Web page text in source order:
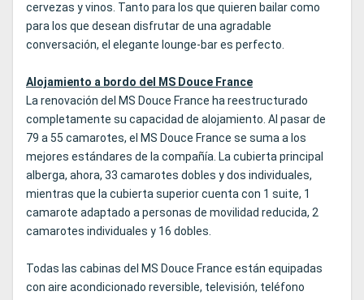
cervezas y vinos. Tanto para los que quieren bailar como
para los que desean disfrutar de una agradable
conversación, el elegante lounge-bar es perfecto.
Alojamiento a bordo del MS Douce France
La renovación del MS Douce France ha reestructurado
completamente su capacidad de alojamiento. Al pasar de
79 a 55 camarotes, el MS Douce France se suma a los
mejores estándares de la compañía. La cubierta principal
alberga, ahora, 33 camarotes dobles y dos individuales,
mientras que la cubierta superior cuenta con 1 suite, 1
camarote adaptado a personas de movilidad reducida, 2
camarotes individuales y 16 dobles.
Todas las cabinas del MS Douce France están equipadas
con aire acondicionado reversible, televisión, teléfono